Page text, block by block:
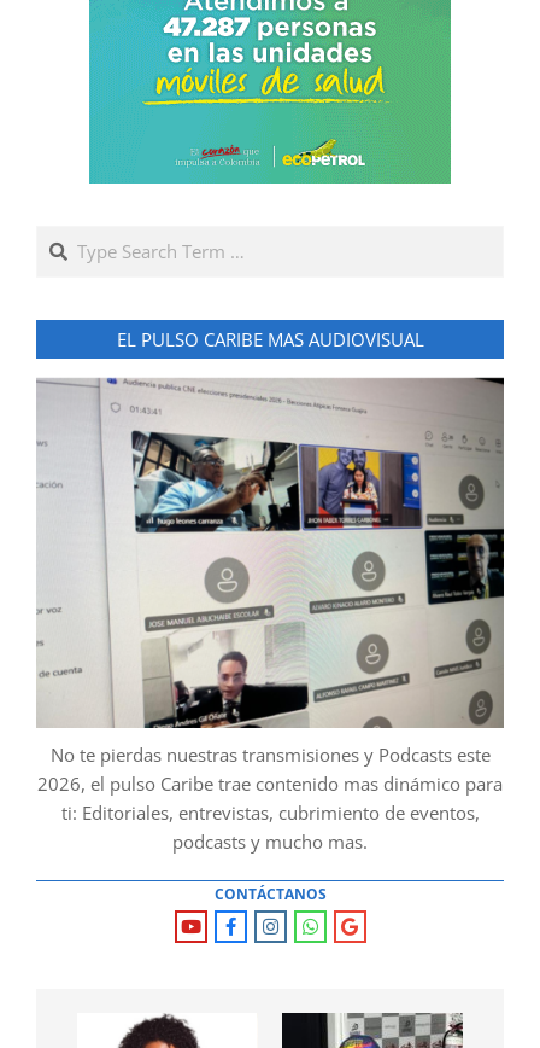
Search
EL PULSO CARIBE MAS AUDIOVISUAL
No te pierdas nuestras transmisiones y Podcasts este
2026, el pulso Caribe trae contenido mas dinámico para
ti: Editoriales, entrevistas, cubrimiento de eventos,
podcasts y mucho mas.
CONTÁCTANOS